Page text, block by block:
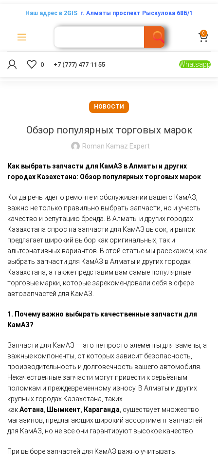
Наш адрес в 2GIS: г. Алматы проспект Рыскулова 68Б/1
0
0 +7 (777) 477 11 55 Whatsapp
НОВОСТИ
Обзор популярных торговых марок
Roman Kamaz Expert
Как выбрать запчасти для КамАЗ в Алматы и других
городах Казахстана: Обзор популярных торговых марок
Когда речь идет о ремонте и обслуживании вашего КамАЗ,
важно не только правильно выбрать запчасти, но и учесть
качество и репутацию бренда. В Алматы и других городах
Казахстана спрос на запчасти для КамАЗ высок, и рынок
предлагает широкий выбор как оригинальных, так и
альтернативных вариантов. В этой статье мы расскажем, как
выбрать запчасти для КамАЗ в Алматы и других городах
Казахстана, а также представим вам самые популярные
торговые марки, которые зарекомендовали себя в сфере
автозапчастей для КамАЗ.
1. Почему важно выбирать качественные запчасти для
КамАЗ?
Запчасти для КамАЗ — это не просто элементы для замены, а
важные компоненты, от которых зависит безопасность,
производительность и долговечность вашего автомобиля.
Некачественные запчасти могут привести к серьёзным
поломкам и преждевременному износу. В Алматы и других
крупных городах Казахстана, таких
какАстана Шымкент Караганда , существует множество
магазинов, предлагающих широкий ассортимент запчастей
для КамАЗ, но не все они гарантируют высокое качество.
При выборе запчастей для КамАЗ важно учитывать: